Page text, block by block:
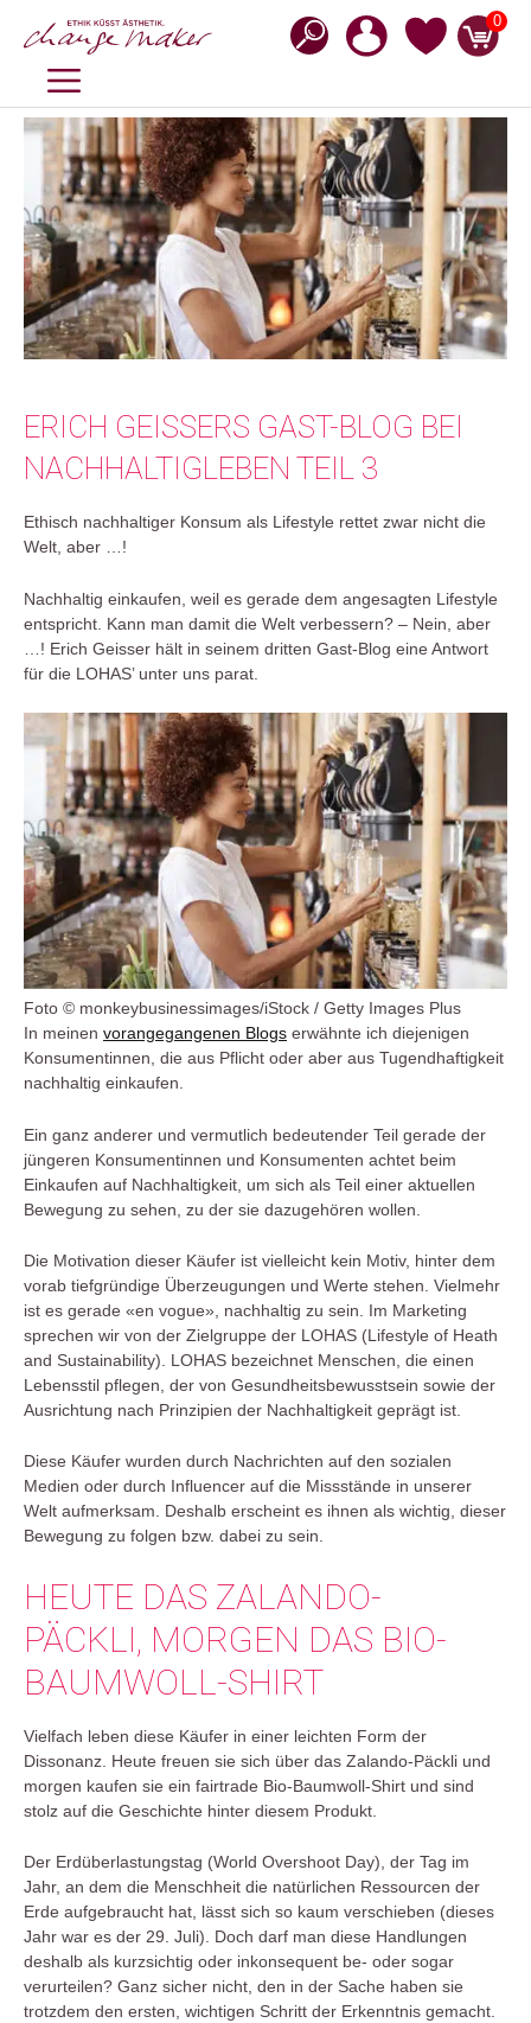
Inhalt
0
MENÜ
ERICH GEISSERS GAST-BLOG BEI
NACHHALTIGLEBEN TEIL 3
Ethisch nachhaltiger Konsum als Lifestyle rettet zwar nicht die
Welt, aber …!
Nachhaltig einkaufen, weil es gerade dem angesagten Lifestyle
entspricht. Kann man damit die Welt verbessern? – Nein, aber
…! Erich Geisser hält in seinem dritten Gast-Blog eine Antwort
für die LOHAS’ unter uns parat.
Foto © monkeybusinessimages/iStock / Getty Images Plus
In meinen vorangegangenen Blogs erwähnte ich diejenigen
Konsumentinnen, die aus Pflicht oder aber aus Tugendhaftigkeit
nachhaltig einkaufen.
Ein ganz anderer und vermutlich bedeutender Teil gerade der
jüngeren Konsumentinnen und Konsumenten achtet beim
Einkaufen auf Nachhaltigkeit, um sich als Teil einer aktuellen
Bewegung zu sehen, zu der sie dazugehören wollen.
Die Motivation dieser Käufer ist vielleicht kein Motiv, hinter dem
vorab tiefgründige Überzeugungen und Werte stehen. Vielmehr
ist es gerade «en vogue», nachhaltig zu sein. Im Marketing
sprechen wir von der Zielgruppe der LOHAS (Lifestyle of Heath
and Sustainability). LOHAS bezeichnet Menschen, die einen
Lebensstil pflegen, der von Gesundheitsbewusstsein sowie der
Ausrichtung nach Prinzipien der Nachhaltigkeit geprägt ist.
Diese Käufer wurden durch Nachrichten auf den sozialen
Medien oder durch Influencer auf die Missstände in unserer
Welt aufmerksam. Deshalb erscheint es ihnen als wichtig, dieser
Bewegung zu folgen bzw. dabei zu sein.
HEUTE DAS ZALANDO-
PÄCKLI, MORGEN DAS BIO-
BAUMWOLL-SHIRT
Vielfach leben diese Käufer in einer leichten Form der
Dissonanz. Heute freuen sie sich über das Zalando-Päckli und
morgen kaufen sie ein fairtrade Bio-Baumwoll-Shirt und sind
stolz auf die Geschichte hinter diesem Produkt.
Der Erdüberlastungstag (World Overshoot Day), der Tag im
Jahr, an dem die Menschheit die natürlichen Ressourcen der
Erde aufgebraucht hat, lässt sich so kaum verschieben (dieses
Jahr war es der 29. Juli). Doch darf man diese Handlungen
deshalb als kurzsichtig oder inkonsequent be- oder sogar
verurteilen? Ganz sicher nicht, den in der Sache haben sie
trotzdem den ersten, wichtigen Schritt der Erkenntnis gemacht.